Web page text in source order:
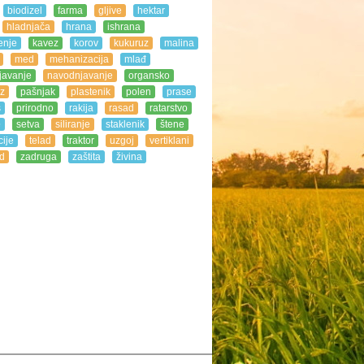
biodizel farma gljive
hektar
hladnjača hrana
ishrana
kavez korov kukuruz
malina
med mehanizacija
mlađ
navodnjavanje
organsko
pašnjak plastenik polen
prase
prirodno rakija rasad
ratarstvo
setva siliranje staklenik
štene
telad traktor uzgoj
vertiklani
zadruga zaštita živina